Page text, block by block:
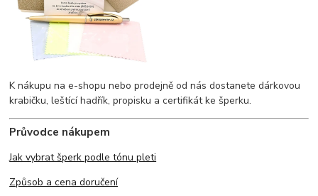
K nákupu na e-shopu nebo prodejně od nás dostanete dárkovou
krabičku, leštící hadřík, propisku a certifikát ke šperku.
Průvodce nákupem
Jak vybrat šperk podle tónu pleti
Způsob a cena doručení